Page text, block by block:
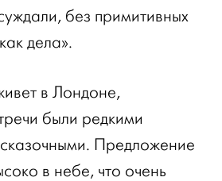
без примитивных
дела».
в Лондоне,
были редкими
сказочными. Предложение
в небе, что очень